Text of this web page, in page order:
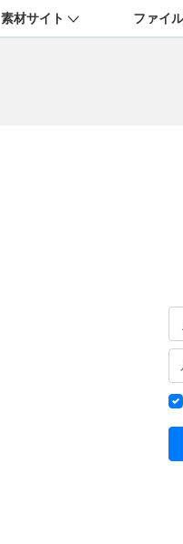
素材サイト ファイ